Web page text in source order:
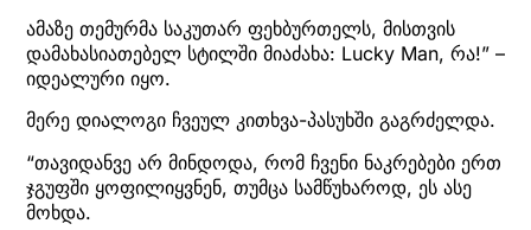
ამაზე თემურმა საკუთარ ფეხბურთელს, მისთვის
დამახასიათებელ სტილში მიაძახა: Lucky Man, რა!” –
იდეალური იყო.
მერე დიალოგი ჩვეულ კითხვა-პასუხში გაგრძელდა.
“თავიდანვე არ მინდოდა, რომ ჩვენი ნაკრებები ერთ
ჯგუფში ყოფილიყვნენ, თუმცა სამწუხაროდ, ეს ასე
მოხდა.